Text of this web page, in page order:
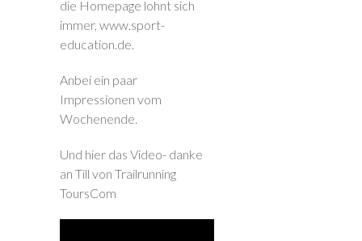
die Homepage lohnt sich
immer, www.sport-
education.de.
Anbei ein paar
Impressionen vom
Wochenende.
Und hier das Video- danke
an Till von Trailrunning
ToursCom